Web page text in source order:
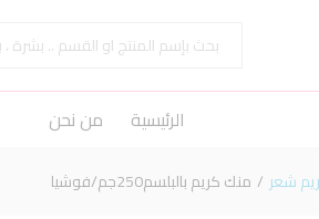
الكل
الرئيسية من نحن
شعر / منك كريم بالبلسم250جم/فوشيا